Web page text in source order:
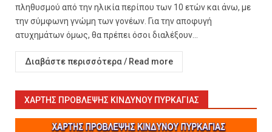
πληθυσμού από την ηλικία περίπου των 10 ετών και άνω, με
την σύμφωνη γνώμη των γονέων. Για την αποφυγή
ατυχημάτων όμως, θα πρέπει όσοι διαλέξουν...
Διαβάστε περισσότερα / Read more
ΧΆΡΤΗΣ ΠΡΌΒΛΕΨΗΣ ΚΙΝΔΎΝΟΥ ΠΥΡΚΑΓΙΆΣ